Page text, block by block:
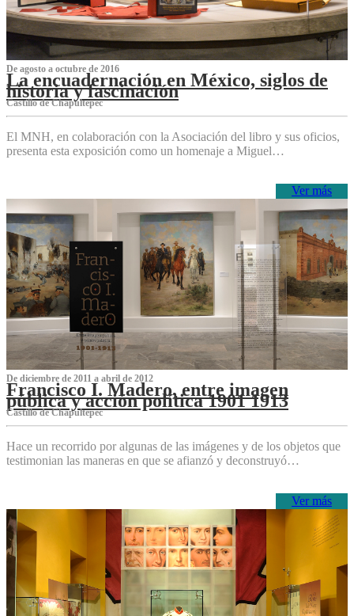
De agosto a octubre de 2016
La encuadernación en México, siglos de
historia y fascinación
Castillo de Chapultepec
El MNH, en colaboración con la Asociación del libro y sus oficios,
presenta esta exposición como un homenaje a Miguel…
Ver más
De diciembre de 2011 a abril de 2012
Francisco I. Madero, entre imagen
pública y acción política 1901 1913
Castillo de Chapultepec
Hace un recorrido por algunas de las imágenes y de los objetos que
testimonian las maneras en que se afianzó y deconstruyó…
Ver más